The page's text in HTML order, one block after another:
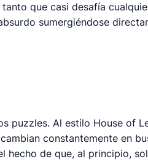
que casi desafía
sumergiéndose
puzzles. Al estilo House of
constantemente en
hecho de que, al principio,